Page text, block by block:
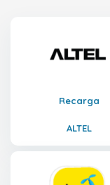
Recarga
ALTEL